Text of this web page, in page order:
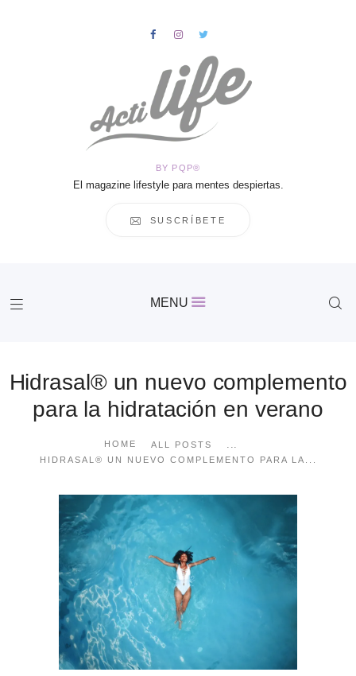
BY PQP®
El magazine lifestyle para mentes despiertas.
SUSCRÍBETE
MENU
Hidrasal® un nuevo complemento
para la hidratación en verano
HOME ALL POSTS ...
HIDRASAL® UN NUEVO COMPLEMENTO PARA LA...
HOME
Salud